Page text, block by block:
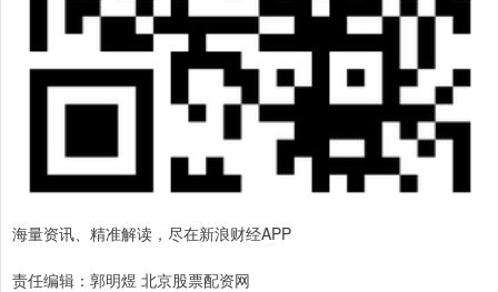
海量资讯、精准解读，尽在新浪财经APP
责任编辑：郭明煜 北京股票配资网